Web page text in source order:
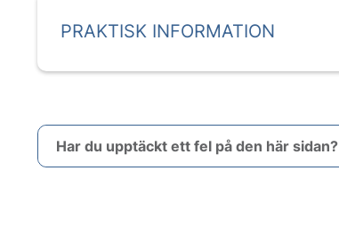
PRAKTISK INFORMATION
Har du upptäckt ett fel på den här sidan?